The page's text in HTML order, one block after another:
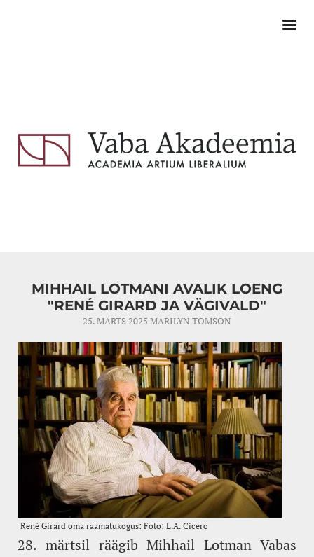
MIHHAIL LOTMANI AVALIK LOENG
"RENÉ GIRARD JA VÄGIVALD"
25. MÄRTS 2025 MARILYN TOMSON
28. märtsil räägib Mihhail Lotman Vabas